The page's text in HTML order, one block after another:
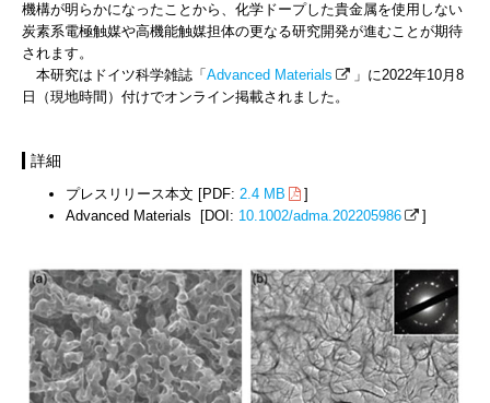
機構が明らかになったことから、化学ドープした貴金属を使用しない
炭素系電極触媒や高機能触媒担体の更なる研究開発が進むことが期待
されます。
本研究はドイツ科学雑誌「 Advanced Materials
」に2022年10月8
日（現地時間）付けでオンライン掲載されました。
詳細
プレスリリース本文 [PDF: 2.4 MB
]
Advanced Materials [DOI: 10.1002/adma.202205986 ]